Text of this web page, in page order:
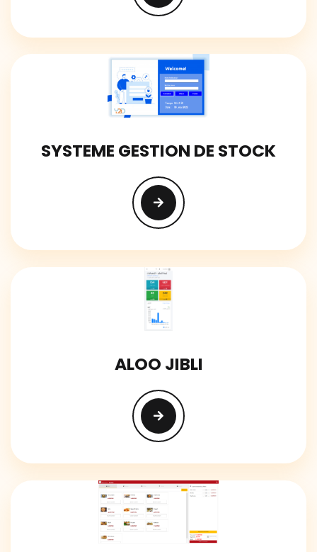
SYSTEME GESTION DE STOCK
ALOO JIBLI